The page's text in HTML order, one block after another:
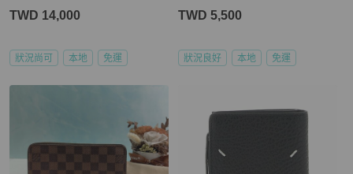
TWD 14,000
狀況尚可 本地 免運
TWD 5,500
狀況良好 本地 免運